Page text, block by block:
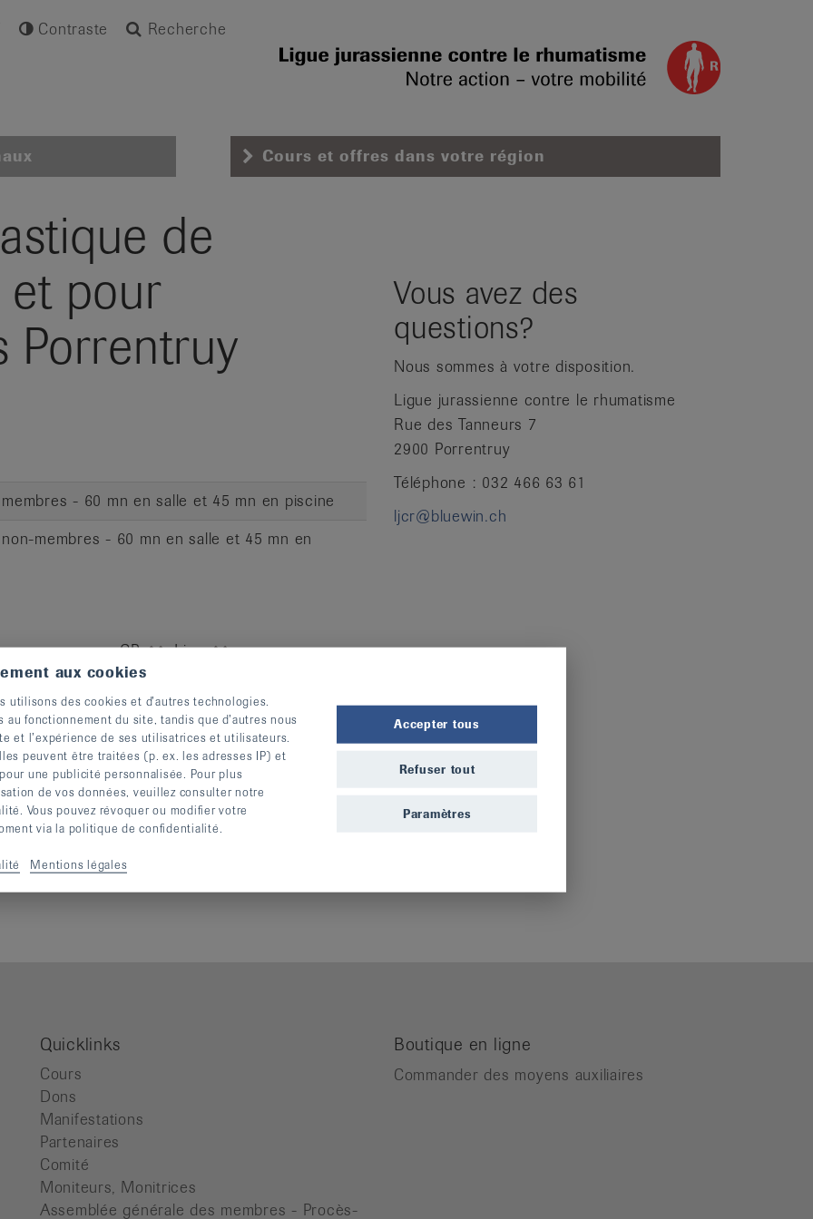
Contraste Recherche
Cours et offres dans votre région
de
et pour
Porrentruy
- 60 mn en salle et 45 mn en piscine
membres - 60 mn en salle et 45 mn en
CP
Lieu
de
vous entraînez la force, l’équilibre et la dynamique et
Vous avez des
questions?
Nous sommes à votre disposition.
Ligue jurassienne contre le rhumatisme
Rue des Tanneurs 7
2900 Porrentruy
Téléphone : 032 466 63 61
ljcr@bluewin.ch
Quicklinks
Cours
Dons
Manifestations
Partenaires
Comité
Moniteurs, Monitrices
Assemblée générale des membres - Procès-
Boutique en ligne
Commander des moyens auxiliaires
aux cookies
utilisons des cookies et d’autres technologies.
fonctionnement du site, tandis que d’autres nous
et l’expérience de ses utilisatrices et utilisateurs.
peuvent être traitées (p. ex. les adresses IP) et
une publicité personnalisée. Pour plus
de vos données, veuillez consulter notre
Vous pouvez révoquer ou modifier votre
via la politique de confidentialité.
Mentions légales
Accepter tous
Refuser tout
Paramètres